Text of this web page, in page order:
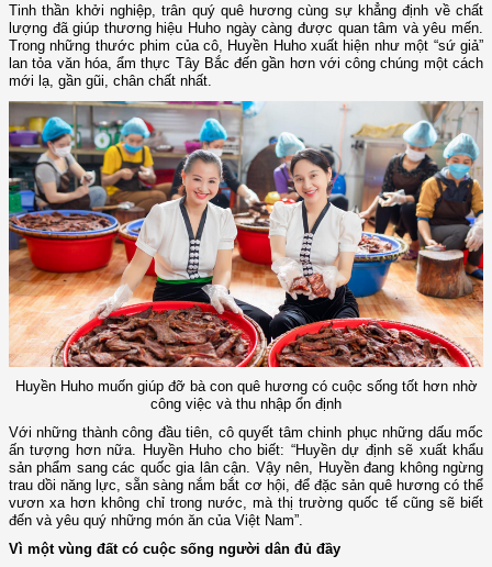
Tinh thần khởi nghiệp, trân quý quê hương cùng sự khẳng định về chất
lượng đã giúp thương hiệu Huho ngày càng được quan tâm và yêu mến.
Trong những thước phim của cô, Huyền Huho xuất hiện như một “sứ giả”
lan tỏa văn hóa, ẩm thực Tây Bắc đến gần hơn với công chúng một cách
mới lạ, gần gũi, chân chất nhất.
Huyền Huho muốn giúp đỡ bà con quê hương có cuộc sống tốt hơn nhờ
công việc và thu nhập ổn định
Với những thành công đầu tiên, cô quyết tâm chinh phục những dấu mốc
ấn tượng hơn nữa. Huyền Huho cho biết: “Huyền dự định sẽ xuất khẩu
sản phẩm sang các quốc gia lân cận. Vậy nên, Huyền đang không ngừng
trau dồi năng lực, sẵn sàng nắm bắt cơ hội, để đặc sản quê hương có thể
vươn xa hơn không chỉ trong nước, mà thị trường quốc tế cũng sẽ biết
đến và yêu quý những món ăn của Việt Nam”.
Vì một vùng đất có cuộc sống người dân đủ đầy